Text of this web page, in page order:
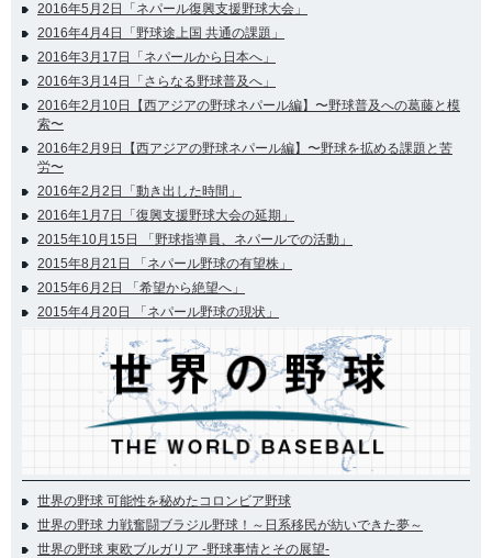
2016年5月2日「ネパール復興支援野球大会」
2016年4月4日「野球途上国 共通の課題」
2016年3月17日「ネパールから日本へ」
2016年3月14日「さらなる野球普及へ」
2016年2月10日【西アジアの野球ネパール編】〜野球普及への葛藤と模
索〜
2016年2月9日【西アジアの野球ネパール編】〜野球を拡める課題と苦
労〜
2016年2月2日「動き出した時間」
2016年1月7日「復興支援野球大会の延期」
2015年10月15日 「野球指導員、ネパールでの活動」
2015年8月21日 「ネパール野球の有望株」
2015年6月2日 「希望から絶望へ」
2015年4月20日 「ネパール野球の現状」
世界の野球 可能性を秘めたコロンビア野球
世界の野球 力戦奮闘ブラジル野球！～日系移民が紡いできた夢～
世界の野球 東欧ブルガリア -野球事情とその展望-